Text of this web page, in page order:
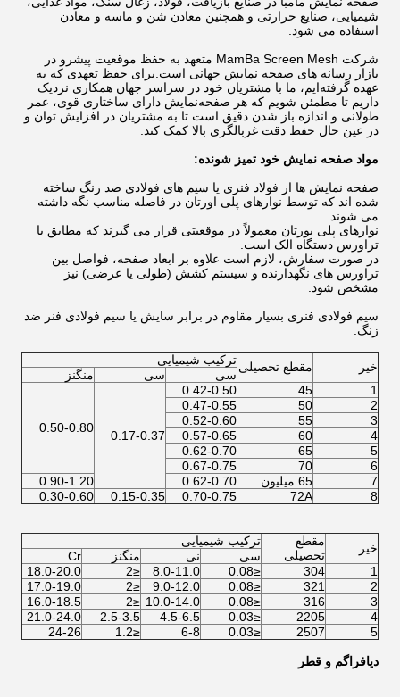
شیمیایی، صنایع حرارتی و همچنین معادن شن و ماسه و معادن
استفاده می شود.
شرکت MamBa Screen Mesh متعهد به حفظ موقعیت پیشرو در
بازار رسانه های صفحه نمایش جهانی است.برای حفظ تعهدی که به
عهده گرفته‌ایم، ما با مشتریان خود در سراسر جهان همکاری نزدیک
داریم تا مطمئن شویم که هر صفحه‌نمایش دارای ساختاری قوی، عمر
طولانی و اندازه باز شدن دقیق است تا به مشتریان در افزایش توان و
در عین حال حفظ دقت غربالگری بالا کمک کند.
مواد صفحه نمایش خود تمیز شونده:
صفحه نمایش ها از فولاد فنری یا سیم های فولادی ضد زنگ ساخته
شده اند که توسط نوارهای پلی اورتان در فاصله مناسب نگه داشته
می شوند.
نوارهای پلی یورتان معمولاً در موقعیتی قرار می گیرند که مطابق با
تراورس دستگاه الک است.
در صورت سفارش، لازم است علاوه بر ابعاد صفحه، فواصل بین
تراورس های نگهدارنده و سیستم کشش (طولی یا عرضی) نیز
مشخص شود.
سیم فولادی فنری بسیار مقاوم در برابر سایش یا سیم فولادی فنر ضد
زنگ.
خیر مقطع تحصیلیترکیب شیمیایی
سی
سی
منگنز
1
45
0.42-0.50
0.17-0.37
0.50-0.80
2
50
0.47-0.55
3
55
0.52-0.60
4
60
0.57-0.65
5
65
0.62-0.70
6
70
0.67-0.75
7
65 میلیون 0.62-0.70
0.90-1.20
8
72A
0.70-0.75
0.15-0.35
0.30-0.60
خیر
مقطع
تحصیلی
ترکیب شیمیایی
سی
نی منگنز
Cr
1
304
≤0.08
8.0-11.0
≤2
18.0-20.0
2
321
≤0.08
9.0-12.0
≤2
17.0-19.0
3
316
≤0.08
10.0-14.0
≤2
16.0-18.5
4
2205
≤0.03
4.5-6.5
2.5-3.5
21.0-24.0
5
2507
≤0.03
6-8
≤1.2
24-26
دیافراگم و قطر